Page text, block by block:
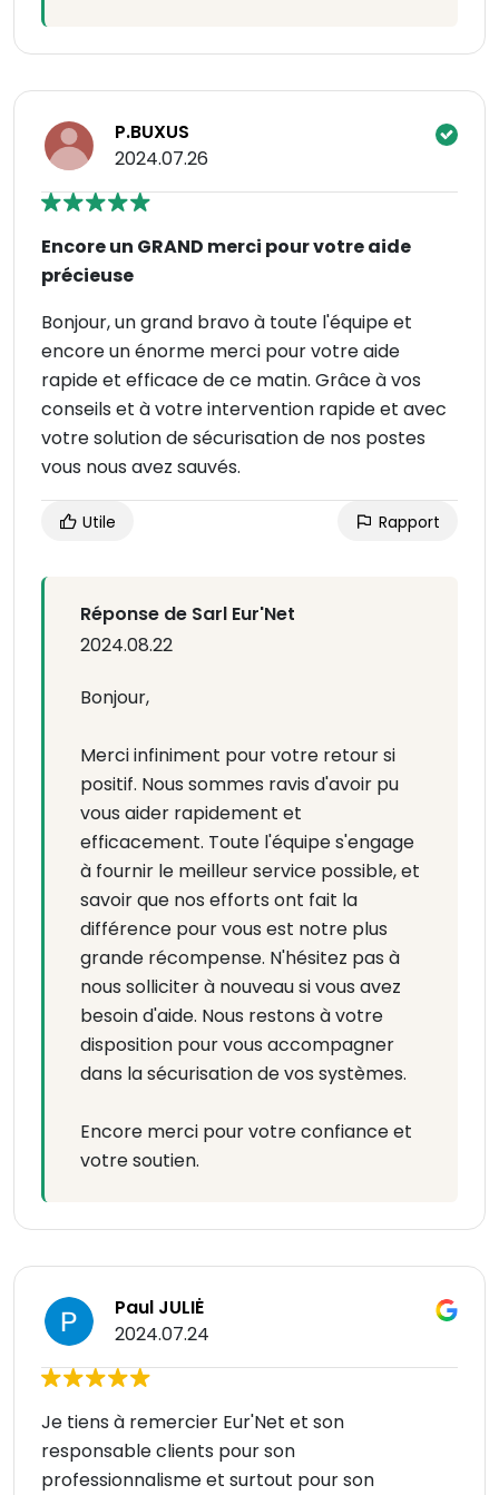
P.BUXUS
2024.07.26
Encore un GRAND merci pour votre aide
précieuse
Bonjour, un grand bravo à toute l'équipe et
encore un énorme merci pour votre aide
rapide et efficace de ce matin. Grâce à vos
conseils et à votre intervention rapide et avec
votre solution de sécurisation de nos postes
vous nous avez sauvés.
Utile Rapport
Réponse de Sarl Eur'Net
2024.08.22
Bonjour,
Merci infiniment pour votre retour si
positif. Nous sommes ravis d'avoir pu
vous aider rapidement et
efficacement. Toute l'équipe s'engage
à fournir le meilleur service possible, et
savoir que nos efforts ont fait la
différence pour vous est notre plus
grande récompense. N'hésitez pas à
nous solliciter à nouveau si vous avez
besoin d'aide. Nous restons à votre
disposition pour vous accompagner
dans la sécurisation de vos systèmes.
Encore merci pour votre confiance et
votre soutien.
Paul JULIĖ
2024.07.24
Je tiens à remercier Eur'Net et son
responsable clients pour son
professionnalisme et surtout pour son